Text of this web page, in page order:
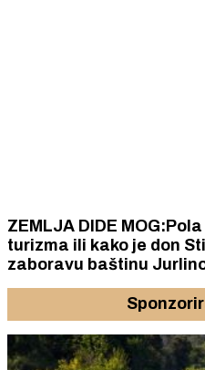
ZEMLJA DIDE
turizma ili kako je don Stipe Perkov oteo
zaboravu baštinu